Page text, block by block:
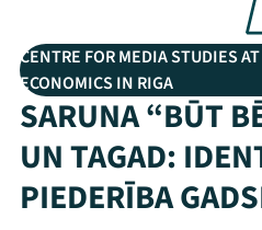
CENTRE FOR MEDIA STUDIES
ECONOMICS IN RIGA
SARUNA “BŪT
UN TAGAD:
PIEDERĪBA